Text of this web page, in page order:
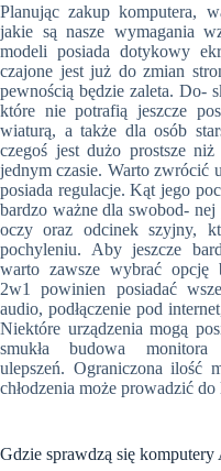
Planując zakup komputera,
jakie są nasze wymagania
modeli posiada dotykowy
czajone jest już do zmian
pewnością będzie zaleta. Do-
które nie potrafią jeszcze
wiaturą, a także dla osób
czegoś jest dużo prostsze
jednym czasie. Warto zwrócić
posiada regulacje. Kąt jego
bardzo ważne dla swobod-
oczy oraz odcinek szyjny,
pochyleniu. Aby jeszcze
warto zawsze wybrać opcję
2w1 powinien posiadać
audio, podłączenie pod
Niektóre urządzenia mogą
smukła budowa monitora
ulepszeń. Ograniczona ilość
chłodzenia może prowadzić
Gdzie sprawdzą się komputery